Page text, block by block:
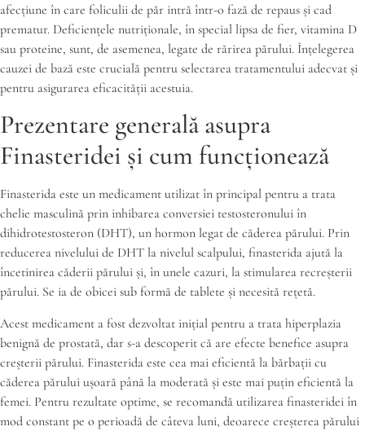
afecțiune în care foliculii de păr intră într-o fază de repaus și cad
prematur. Deficiențele nutriționale, în special lipsa de fier, vitamina D
sau proteine, sunt, de asemenea, legate de rărirea părului. Înțelegerea
cauzei de bază este crucială pentru selectarea tratamentului adecvat și
pentru asigurarea eficacității acestuia.
Prezentare generală asupra
Finasteridei și cum funcționează
Finasterida este un medicament utilizat în principal pentru a trata
chelie masculină prin inhibarea conversiei testosteronului în
dihidrotestosteron (DHT), un hormon legat de căderea părului. Prin
reducerea nivelului de DHT la nivelul scalpului, finasterida ajută la
încetinirea căderii părului și, în unele cazuri, la stimularea recreșterii
părului. Se ia de obicei sub formă de tablete și necesită rețetă.
Acest medicament a fost dezvoltat inițial pentru a trata hiperplazia
benignă de prostată, dar s-a descoperit că are efecte benefice asupra
creșterii părului. Finasterida este cea mai eficientă la bărbații cu
căderea părului ușoară până la moderată și este mai puțin eficientă la
femei. Pentru rezultate optime, se recomandă utilizarea finasteridei în
mod constant pe o perioadă de câteva luni, deoarece creșterea părului